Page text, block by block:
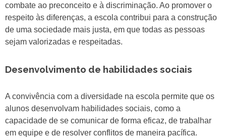
combate ao preconceito e à discriminação. Ao promover o
respeito às diferenças, a escola contribui para a construção
de uma sociedade mais justa, em que todas as pessoas
sejam valorizadas e respeitadas.
Desenvolvimento de habilidades sociais
A convivência com a diversidade na escola permite que os
alunos desenvolvam habilidades sociais, como a
capacidade de se comunicar de forma eficaz, de trabalhar
em equipe e de resolver conflitos de maneira pacífica.